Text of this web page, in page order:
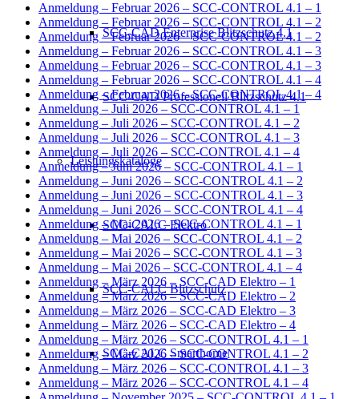
SCC-CAD Enterprise Blitzschutz 4.1
SCC-CAD Professionell Blitzschutz 4.1
Leistungskataloge
SCC-CALC Elektro
SCC-CALC Blitzschutz
SCC-CALC Smarthome
Anmeldung – Februar 2026 – SCC-CONTROL 4.1 – 1
Anmeldung – Februar 2026 – SCC-CONTROL 4.1 – 2
Anmeldung – Februar 2026 – SCC-CONTROL 4.1 – 2
Anmeldung – Februar 2026 – SCC-CONTROL 4.1 – 3
Anmeldung – Februar 2026 – SCC-CONTROL 4.1 – 3
Anmeldung – Februar 2026 – SCC-CONTROL 4.1 – 4
Anmeldung – Februar 2026 – SCC-CONTROL 4.1 – 4
Anmeldung – Juli 2026 – SCC-CONTROL 4.1 – 1
Anmeldung – Juli 2026 – SCC-CONTROL 4.1 – 2
Anmeldung – Juli 2026 – SCC-CONTROL 4.1 – 3
Anmeldung – Juli 2026 – SCC-CONTROL 4.1 – 4
Anmeldung – Juni 2026 – SCC-CONTROL 4.1 – 1
Anmeldung – Juni 2026 – SCC-CONTROL 4.1 – 2
Anmeldung – Juni 2026 – SCC-CONTROL 4.1 – 3
Anmeldung – Juni 2026 – SCC-CONTROL 4.1 – 4
Anmeldung – Mai 2026 – SCC-CONTROL 4.1 – 1
Anmeldung – Mai 2026 – SCC-CONTROL 4.1 – 2
Anmeldung – Mai 2026 – SCC-CONTROL 4.1 – 3
Anmeldung – Mai 2026 – SCC-CONTROL 4.1 – 4
Anmeldung – März 2026 – SCC-CAD Elektro – 1
Anmeldung – März 2026 – SCC-CAD Elektro – 2
Anmeldung – März 2026 – SCC-CAD Elektro – 3
Anmeldung – März 2026 – SCC-CAD Elektro – 4
Anmeldung – März 2026 – SCC-CONTROL 4.1 – 1
Anmeldung – März 2026 – SCC-CONTROL 4.1 – 2
Anmeldung – März 2026 – SCC-CONTROL 4.1 – 3
Anmeldung – März 2026 – SCC-CONTROL 4.1 – 4